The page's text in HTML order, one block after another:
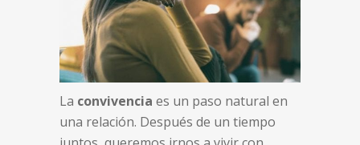
La convivencia es un paso natural en
una relación. Después de un tiempo